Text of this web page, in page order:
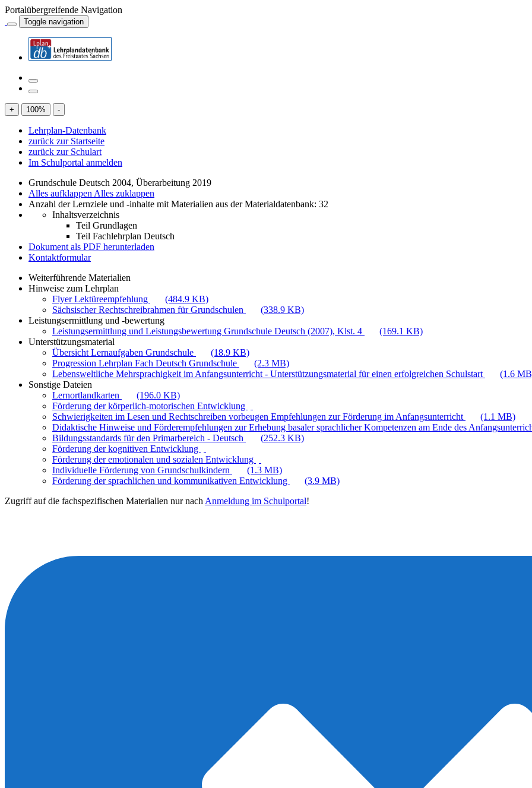
Portalübergreifende Navigation
Toggle navigation
+ 100% -
Lehrplan-Datenbank
zurück zur Startseite
zurück zur Schulart
Im Schulportal anmelden
Grundschule Deutsch 2004, Überarbeitung 2019
Alles aufklappen Alles zuklappen
Anzahl der Lernziele und -inhalte mit Materialien aus der Materialdatenbank: 32
Inhaltsverzeichnis
Teil Grundlagen
Teil Fachlehrplan Deutsch
Dokument als PDF herunterladen
Kontaktformular
Weiterführende Materialien
Hinweise zum Lehrplan
Flyer Lektüreempfehlung
(484.9 KB)
Sächsischer Rechtschreibrahmen für Grundschulen
(338.9 KB)
Leistungsermittlung und -bewertung
Leistungsermittlung und Leistungsbewertung Grundschule Deutsch (2007), Klst. 4
(169.1 KB)
Unterstützungsmaterial
Übersicht Lernaufgaben Grundschule
(18.9 KB)
Progression Lehrplan Fach Deutsch Grundschule
(2.3 MB)
Lebensweltliche Mehrsprachigkeit im Anfangsunterricht - Unterstützungsmaterial für einen erfolgreichen Schulstart
(1.6
Sonstige Dateien
Lernortlandkarten
(196.0 KB)
Förderung der körperlich-motorischen Entwicklung
Schwierigkeiten im Lesen und Rechtschreiben vorbeugen Empfehlungen zur Förderung im Anfangsunterricht
(1.1 MB)
Didaktische Hinweise und Förderempfehlungen zur Erhebung basaler sprachlicher Kompetenzen am Ende des
Bildungsstandards für den Primarbereich - Deutsch
(252.3 KB)
Förderung der kognitiven Entwicklung
Förderung der emotionalen und sozialen Entwicklung
Individuelle Förderung von Grundschulkindern
(1.3 MB)
Förderung der sprachlichen und kommunikativen Entwicklung
(3.9 MB)
Zugriff auf die fachspezifischen Materialien nur nach Anmeldung im Schulportal!